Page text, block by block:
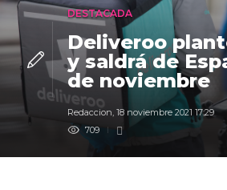
DESTACADA
Deliveroo
y saldrá de
de noviembre
Redaccion, 18 noviembre 2021 17:29
709